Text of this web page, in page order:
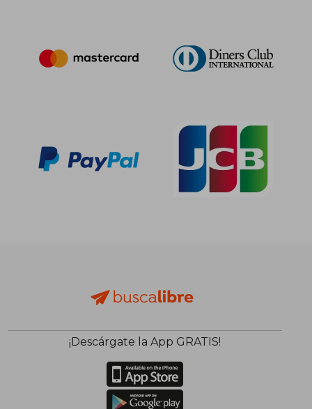
¡Descárgate la App GRATIS!